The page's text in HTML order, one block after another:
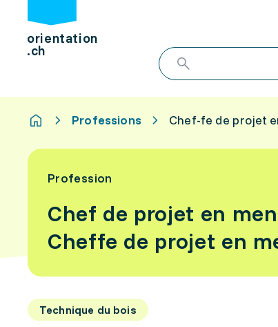
orientation
.ch
Professions Chef-fe de projet
Profession
Chef de projet en
Cheffe de projet en
Technique du bois